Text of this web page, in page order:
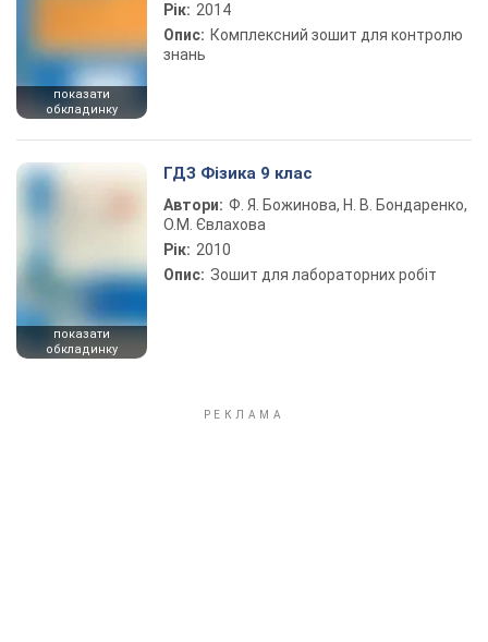
показати
обкладинку
Рік: 2014
Опис: Комплексний зошит для контролю
знань
показати
обкладинку
ГДЗ Фізика 9 клас
Автори: Ф. Я. Божинова, Н. В. Бондаренко,
О.М. Євлахова
Рік: 2010
Опис: Зошит для лабораторних робіт